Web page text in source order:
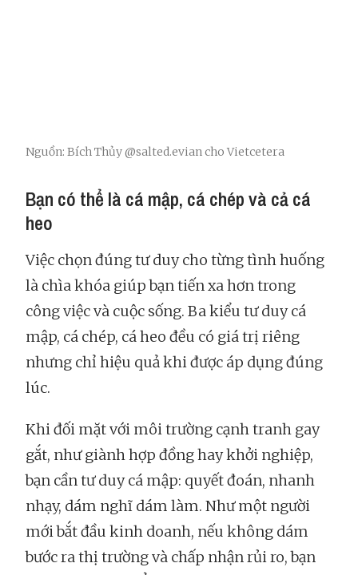
Nguồn: Bích Thủy @salted.evian cho Vietcetera
Bạn có thể là cá mập, cá chép và cả cá
heo
Việc chọn đúng tư duy cho từng tình huống
là chìa khóa giúp bạn tiến xa hơn trong
công việc và cuộc sống. Ba kiểu tư duy cá
mập, cá chép, cá heo đều có giá trị riêng
nhưng chỉ hiệu quả khi được áp dụng đúng
lúc.
Khi đối mặt với môi trường cạnh tranh gay
gắt, như giành hợp đồng hay khởi nghiệp,
bạn cần tư duy cá mập: quyết đoán, nhanh
nhạy, dám nghĩ dám làm. Như một người
mới bắt đầu kinh doanh, nếu không dám
bước ra thị trường và chấp nhận rủi ro, bạn